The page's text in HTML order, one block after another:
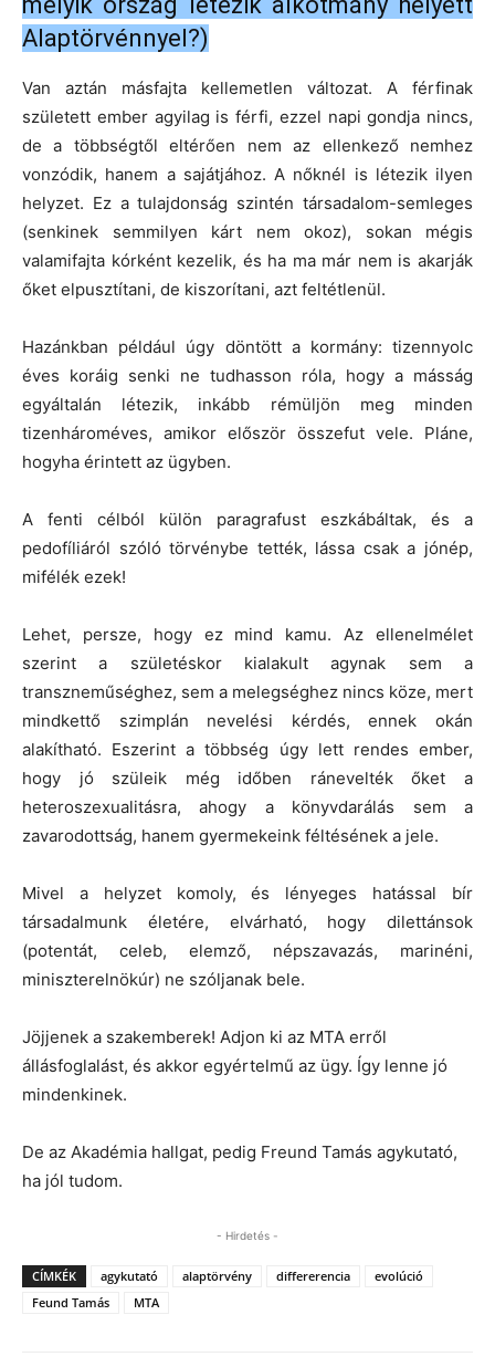
Alaptörvénnyel?)
Van aztán másfajta kellemetlen változat. A férfinak
született ember agyilag is férfi, ezzel napi gondja nincs,
de a többségtől eltérően nem az ellenkező nemhez
vonzódik, hanem a sajátjához. A nőknél is létezik ilyen
helyzet. Ez a tulajdonság szintén társadalom-semleges
(senkinek semmilyen kárt nem okoz), sokan mégis
valamifajta kórként kezelik, és ha ma már nem is akarják
őket elpusztítani, de kiszorítani, azt feltétlenül.
Hazánkban például úgy döntött a kormány: tizennyolc
éves koráig senki ne tudhasson róla, hogy a másság
egyáltalán létezik, inkább rémüljön meg minden
tizenhároméves, amikor először összefut vele. Pláne,
hogyha érintett az ügyben.
A fenti célból külön paragrafust eszkábáltak, és a
pedofíliáról szóló törvénybe tették, lássa csak a jónép,
mifélék ezek!
Lehet, persze, hogy ez mind kamu. Az ellenelmélet
szerint a születéskor kialakult agynak sem a
transzneműséghez, sem a melegséghez nincs köze, mert
mindkettő szimplán nevelési kérdés, ennek okán
alakítható. Eszerint a többség úgy lett rendes ember,
hogy jó szüleik még időben ránevelték őket a
heteroszexualitásra, ahogy a könyvdarálás sem a
zavarodottság, hanem gyermekeink féltésének a jele.
Mivel a helyzet komoly, és lényeges hatással bír
társadalmunk életére, elvárható, hogy dilettánsok
(potentát, celeb, elemző, népszavazás, marinéni,
miniszterelnökúr) ne szóljanak bele.
Jöjjenek a szakemberek! Adjon ki az MTA erről
állásfoglalást, és akkor egyértelmű az ügy. Így lenne jó
mindenkinek.
De az Akadémia hallgat, pedig Freund Tamás agykutató,
ha jól tudom.
- Hirdetés -
CÍMKÉK agykutató alaptörvény differerencia
evolúció
Feund Tamás
MTA